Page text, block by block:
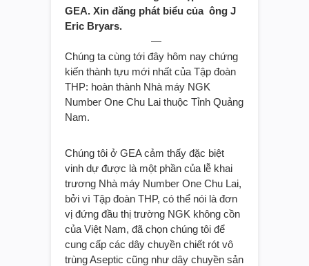
GEA. Xin đăng phát biểu của ông J
Eric Bryars.
—
Chúng ta cùng tới đây hôm nay chứng
kiến thành tựu mới nhất của Tập đoàn
THP: hoàn thành Nhà máy NGK
Number One Chu Lai thuộc Tỉnh Quảng
Nam.
Chúng tôi ở GEA cảm thấy đặc biệt
vinh dự được là một phần của lễ khai
trương Nhà máy Number One Chu Lai,
bởi vì Tập đoàn THP, có thể nói là đơn
vị đứng đầu thị trường NGK không cồn
của Việt Nam, đã chọn chúng tôi để
cung cấp các dây chuyền chiết rót vô
trùng Aseptic cũng như dây chuyền sản